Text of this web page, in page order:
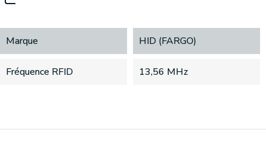
Marque HID (FARGO)
Fréquence RFID 13,56 MHz